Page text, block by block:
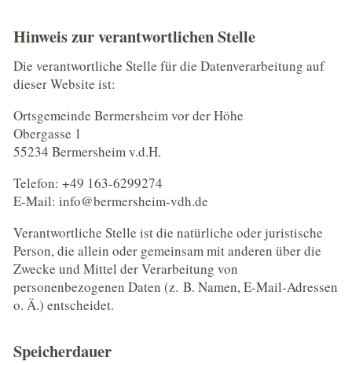
Hinweis zur verantwortlichen Stelle
Die verantwortliche Stelle für die Datenverarbeitung auf
dieser Website ist:
Ortsgemeinde Bermersheim vor der Höhe
Obergasse 1
55234 Bermersheim v.d.H.
Telefon: +49 163-6299274
E-Mail: info@bermersheim-vdh.de
Verantwortliche Stelle ist die natürliche oder juristische
Person, die allein oder gemeinsam mit anderen über die
Zwecke und Mittel der Verarbeitung von
personenbezogenen Daten (z. B. Namen, E-Mail-Adressen
o. Ä.) entscheidet.
Speicherdauer